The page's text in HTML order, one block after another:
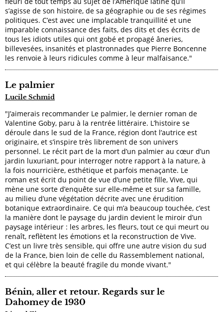
s’agisse de son histoire, de sa géographie ou de ses régimes
politiques. C’est avec une implacable tranquillité et une
imparable connaissance des faits, des dits et des écrits de
tous les idiots utiles qui ont gobé et propagé âneries,
billevesées, insanités et plastronnades que Pierre Boncenne
les renvoie à leurs ridicules comme à leur malfaisance."
Le palmier
Lucile Schmid
"J’aimerais recommander Le palmier, le dernier roman de
Valentine Goby, paru à la rentrée littéraire. L’histoire se
déroule dans le sud de la France, région dont l’autrice est
originaire, et s’inspire très librement de son univers
personnel. Le récit part de la mort d’un palmier au cœur d’un
jardin luxuriant, pour interroger notre rapport à la nature, à
la fois nourricière, esthétique et parfois menaçante. Le
roman est écrit du point de vue d’une petite fille, Vive, qui
mène une sorte d’enquête sur elle-même et sur sa famille,
au milieu d’une végétation décrite avec une érudition
botanique extraordinaire. Ce qui m’a beaucoup touchée, c’est
la manière dont le paysage du jardin devient le miroir d’un
paysage intérieur : les arbres, les fleurs, tout ce qui meurt ou
renaît, reflètent les émotions et la reconstruction de Vive.
C’est un livre très sensible, qui offre une autre vision du sud
de la France, bien loin de celle du Rassemblement national,
et qui célèbre la beauté fragile du monde vivant."
Bénin, aller et retour. Regards sur le
Dahomey de 1930